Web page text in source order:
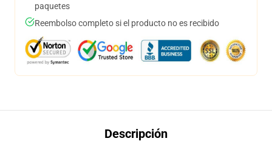
paquetes
Reembolso completo si el producto no es recibido
Descripción